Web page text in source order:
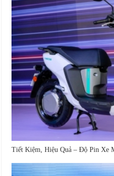
Tiết Kiệm, Hiệu Quả – Độ Pin Xe